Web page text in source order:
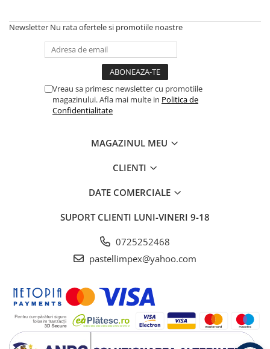
Newsletter Nu rata ofertele si promotiile noastre
Vreau sa primesc newsletter cu promotiile
magazinului. Afla mai multe in Politica de
Confidentialitate
MAGAZINUL MEU
CLIENTI
DATE COMERCIALE
SUPORT CLIENTI LUNI-VINERI 9-18
0725252468
pastellimpex@yahoo.com